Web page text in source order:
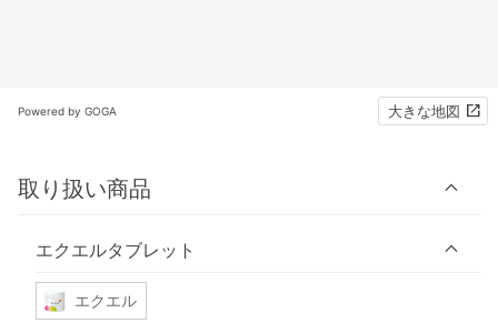
Powered by GOGA 大きな地図
取り扱い商品
エクエルタブレット
エクエル